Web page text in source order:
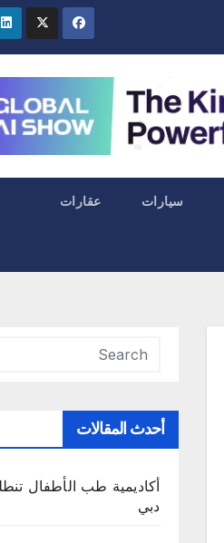
سيارات عقارات
أحدث المقالات
أكاديمية طب الأطفال
دبي